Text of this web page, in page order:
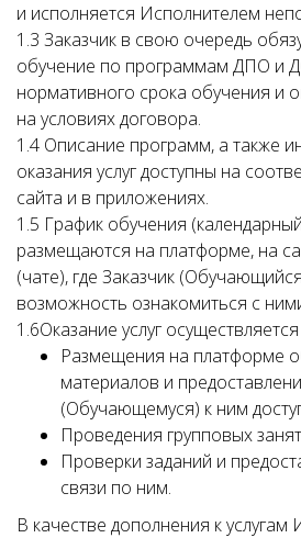
и исполняется Исполнителем
1.3 Заказчик в свою очередь
обучение по программам ДПО и
нормативного срока обучения и
на условиях договора.
1.4 Описание программ, а также
оказания услуг доступны на
сайта и в приложениях.
1.5 График обучения
размещаются на платформе, на
(чате), где Заказчик
возможность ознакомиться с
1.6Оказание услуг
Размещения на платформе
материалов и
(Обучающемуся) к ним
Проведения групповых
Проверки заданий и
связи по ним.
В качестве дополнения к